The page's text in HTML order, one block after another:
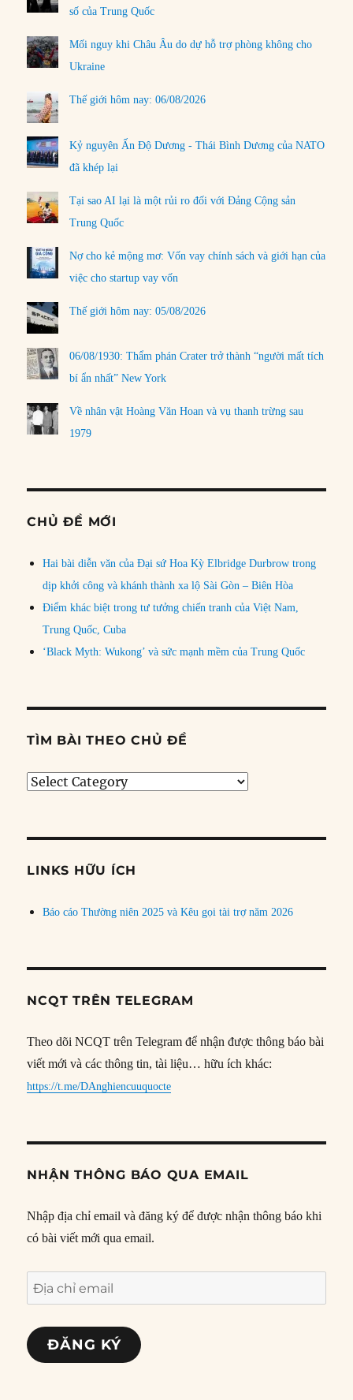
số của Trung Quốc
Mối nguy khi Châu Âu do dự hỗ trợ phòng không cho
Ukraine
Thế giới hôm nay: 06/08/2026
Kỷ nguyên Ấn Độ Dương - Thái Bình Dương của NATO
đã khép lại
Tại sao AI lại là một rủi ro đối với Đảng Cộng sản
Trung Quốc
Nợ cho kẻ mộng mơ: Vốn vay chính sách và giới hạn của
việc cho startup vay vốn
Thế giới hôm nay: 05/08/2026
06/08/1930: Thẩm phán Crater trở thành “người mất tích
bí ẩn nhất” New York
Về nhân vật Hoàng Văn Hoan và vụ thanh trừng sau
1979
CHỦ ĐỀ MỚI
Hai bài diễn văn của Đại sứ Hoa Kỳ Elbridge Durbrow trong
dịp khởi công và khánh thành xa lộ Sài Gòn – Biên Hòa
Điểm khác biệt trong tư tưởng chiến tranh của Việt Nam,
Trung Quốc, Cuba
‘Black Myth: Wukong’ và sức mạnh mềm của Trung Quốc
TÌM BÀI THEO CHỦ ĐỀ
Tìm
đề
LINKS HỮU ÍCH
Báo cáo Thường niên 2025 và Kêu gọi tài trợ năm 2026
NCQT TRÊN TELEGRAM
Theo dõi NCQT trên Telegram để nhận được thông báo bài
viết mới và các thông tin, tài liệu… hữu ích khác:
https://t.me/DAnghiencuuquocte
NHẬN THÔNG BÁO QUA EMAIL
Nhập địa chỉ email và đăng ký để được nhận thông báo khi
có bài viết mới qua email.
Địa
chỉ
email
ĐĂNG KÝ